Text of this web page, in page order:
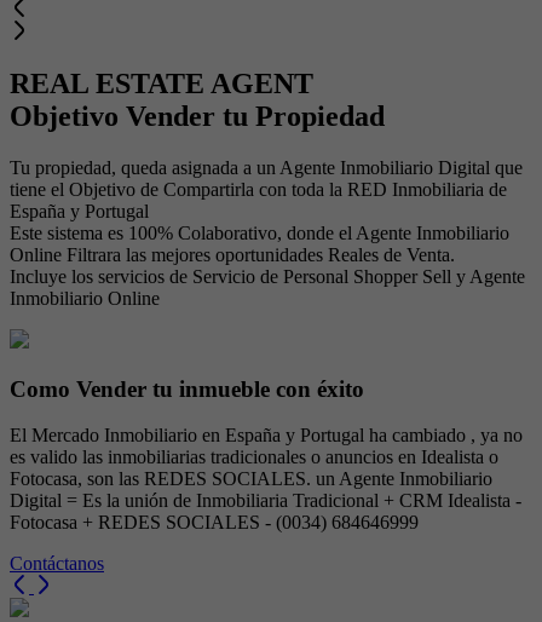
REAL ESTATE AGENT
Objetivo Vender tu Propiedad
Tu propiedad, queda asignada a un Agente Inmobiliario Digital que
tiene el Objetivo de Compartirla con toda la RED Inmobiliaria de
España y Portugal
Este sistema es 100% Colaborativo, donde el Agente Inmobiliario
Online Filtrara las mejores oportunidades Reales de Venta.
Incluye los servicios de Servicio de Personal Shopper Sell y Agente
Inmobiliario Online
Como Vender tu inmueble con éxito
El Mercado Inmobiliario en España y Portugal ha cambiado , ya no
es valido las inmobiliarias tradicionales o anuncios en Idealista o
Fotocasa, son las REDES SOCIALES. un Agente Inmobiliario
Digital = Es la unión de Inmobiliaria Tradicional + CRM Idealista -
Fotocasa + REDES SOCIALES - (0034) 684646999
Contáctanos